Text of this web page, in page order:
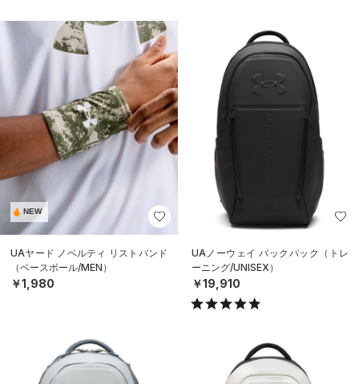
NEW
UAヤード ノベルティ リストバンド
（ベースボール/MEN）
￥1,980
UAノーウェイ バックパック（トレ
ーニング/UNISEX）
￥19,910